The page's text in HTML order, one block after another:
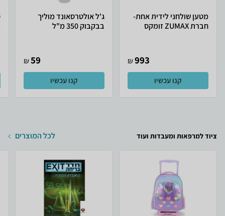
מטען שולחני לידית אחת-
חברת ZUMAX זומקס
993
₪
קנו עכשיו
ג'ל אולטרסאונד מוליך
בבקבוק 350 מ"ל
59
₪
קנו עכשיו
ציוד למרפאות ומעבדות ועוד לכל המוצרים